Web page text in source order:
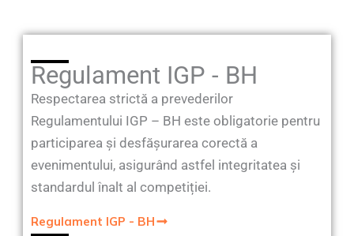
Regulament IGP - BH
Respectarea strictă a prevederilor
Regulamentului IGP – BH este obligatorie pentru
participarea și desfășurarea corectă a
evenimentului, asigurând astfel integritatea și
standardul înalt al competiției.
Regulament IGP - BH